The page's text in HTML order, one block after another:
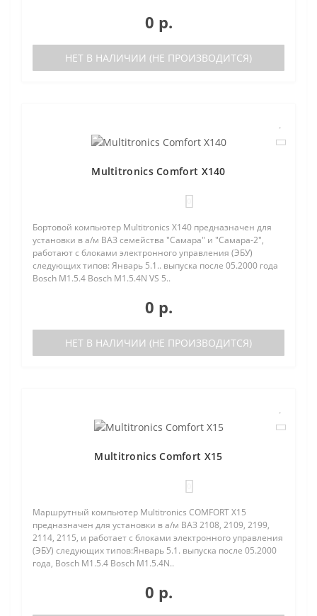
0 р.
НЕТ В НАЛИЧИИ (НЕ ПРОИЗВОДИТСЯ)
Multitronics Comfort X140
Бортовой компьютер Multitronics X140 предназначен для
установки в а/м ВАЗ семейства "Самара" и "Самара-2",
работают с блоками электронного управления (ЭБУ)
следующих типов: Январь 5.1.. выпуска после 05.2000 года
Bosch M1.5.4 Bosch M1.5.4N VS 5..
0 р.
НЕТ В НАЛИЧИИ (НЕ ПРОИЗВОДИТСЯ)
Multitronics Comfort X15
Маршрутный компьютер Multitronics COMFORT Х15
предназначен для установки в а/м ВАЗ 2108, 2109, 2199,
2114, 2115, и работает с блоками электронного управления
(ЭБУ) следующих типов:Январь 5.1. выпуска после 05.2000
года, Bosch M1.5.4 Bosch M1.5.4N..
0 р.